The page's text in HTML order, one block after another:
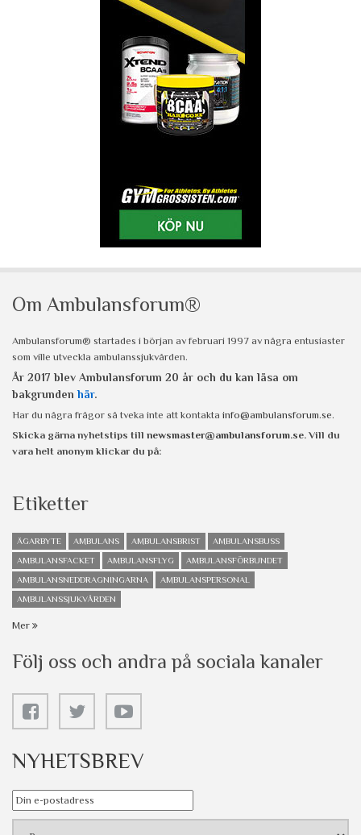
Om Ambulansforum®
Ambulansforum® startades i början av februari 1997 av några entusiaster
som ville utveckla ambulanssjukvården.
År 2017 blev Ambulansforum 20 år och du kan läsa om
bakgrunden här.
Har du några frågor så tveka inte att kontakta info@ambulansforum.se.
Skicka gärna nyhetstips till newsmaster@ambulansforum.se. Vill du
vara helt anonym klickar du på:
Etiketter
ÄGARBYTE AMBULANS AMBULANSBRIST
AMBULANSBUSS
AMBULANSFACKET
AMBULANSFLYG
AMBULANSFÖRBUNDET
AMBULANSNEDDRAGNINGARNA
AMBULANSPERSONAL
AMBULANSSJUKVÅRDEN
Mer
Följ oss och andra på sociala kanaler
NYHETSBREV